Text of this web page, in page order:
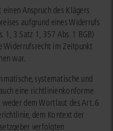
Anspruch des Klägers
aufgrund eines Widerrufs
1, 3 Satz 1, 357 Abs. 1 BGB)
Widerrufsrecht im Zeitpunkt
war.
systematische und
eine richtlinienkonforme
dem Wortlaut des Art. 6
dem Kontext der
verfolgten